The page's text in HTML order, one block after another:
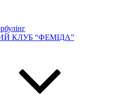
КЛУБ “ФЕМІДА”